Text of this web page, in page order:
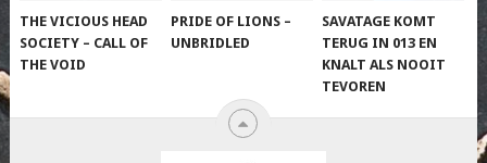
THE VICIOUS HEAD
SOCIETY – CALL OF
THE VOID
PRIDE OF LIONS –
UNBRIDLED
SAVATAGE KOMT
TERUG IN 013 EN
KNALT ALS NOOIT
TEVOREN